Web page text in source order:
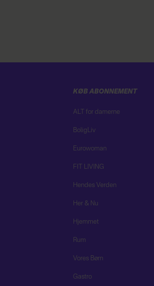
KØB ABONNEMENT
ALT for damerne
BoligLiv
Eurowoman
FIT LIVING
Hendes Verden
Her & Nu
Hjemmet
Rum
Vores Børn
Gastro